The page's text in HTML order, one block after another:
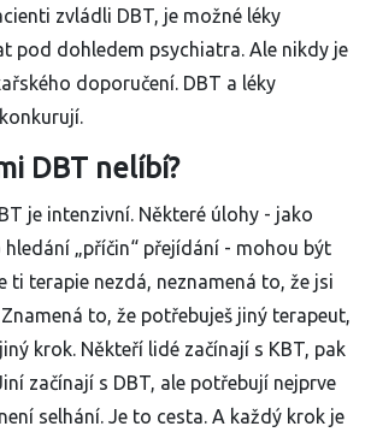
zvládli DBT, je možné léky
pod dohledem psychiatra. Ale nikdy je
doporučení. DBT a léky
DBT nelíbí?
je intenzivní. Některé úlohy - jako
hledání „příčin“ přejídání - mohou být
ti terapie nezdá, neznamená to, že jsi
to, že potřebuješ jiný terapeut,
krok. Někteří lidé začínají s KBT, pak
začínají s DBT, ale potřebují nejprve
selhání. Je to cesta. A každý krok je